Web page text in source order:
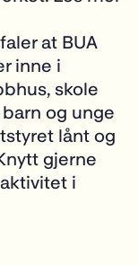
at BUA
inne i
skole
og unge
lånt og
gjerne
i